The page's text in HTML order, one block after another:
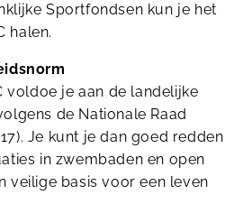
Sportfondsen kun je het
halen.
voldoe je aan de landelijke
de Nationale Raad
Je kunt je dan goed redden
in zwembaden en open
veilige basis voor een leven